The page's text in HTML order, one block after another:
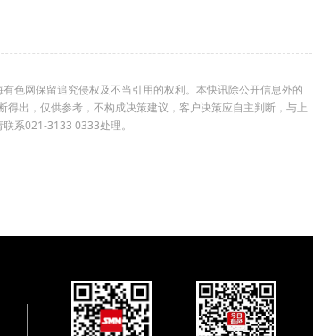
色网保留追究侵权及不当引用的权利。本快讯除公开信息外的
出，仅供参考，不构成决策建议，客户决策应自主判断，与上
系021-3133 0333处理。